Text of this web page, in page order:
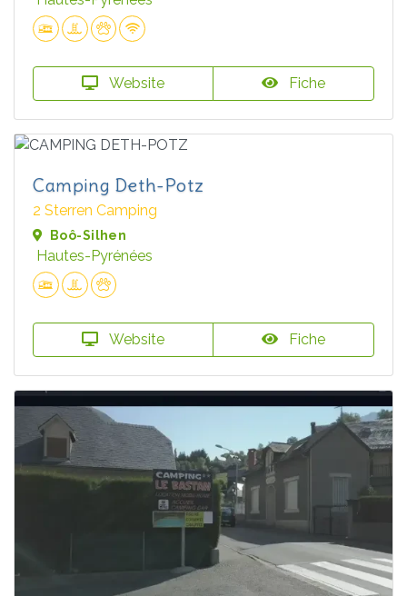
Website Fiche
Camping Deth-Potz
2 Sterren Camping
Boô-Silhen
Hautes-Pyrénées
Website Fiche